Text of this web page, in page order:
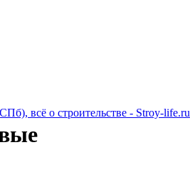
всё о строительстве - Stroy-life.ru